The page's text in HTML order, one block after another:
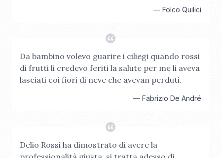
— Folco Quilici
Da bambino volevo guarire i ciliegi quando rossi
di frutti li credevo feriti la salute per me li aveva
lasciati coi fiori di neve che avevan perduti.
— Fabrizio De André
Delio Rossi ha dimostrato di avere la